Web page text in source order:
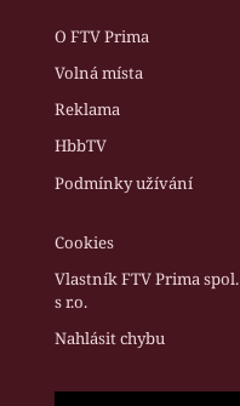
O FTV Prima
Volná místa
Reklama
HbbTV
Podmínky užívání
Cookies
Vlastník FTV Prima spol.
s r.o.
Nahlásit chybu